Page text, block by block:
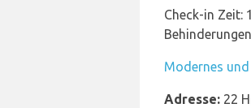
Check-in Zeit:
Modernes
Adresse: 22